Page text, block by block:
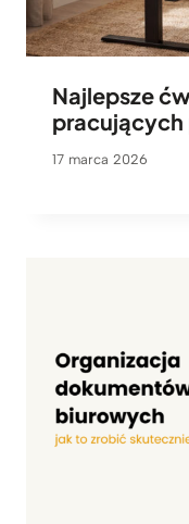
Najlepsze
pracujących
17 marca 2026